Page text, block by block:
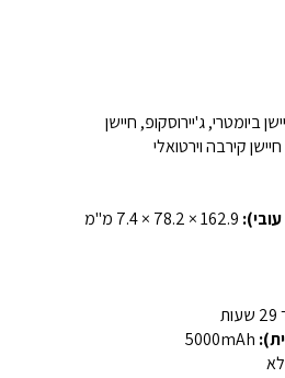
ביומטרי, ג'יירוסקופ, חיישן
קירבה וירטואלי
לא